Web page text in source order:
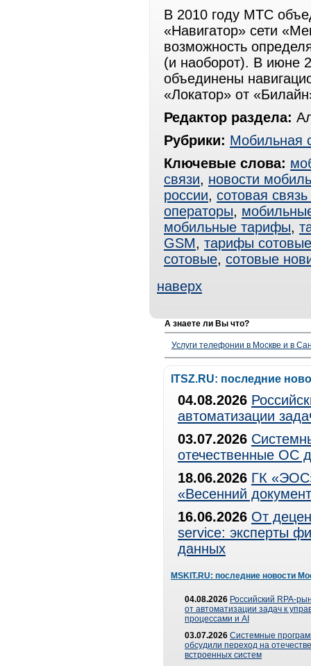
В 2010 году МТС
«Навигатор» сети
возможность
(и наоборот). В июне
объединены
«Локатор» от
Редактор раздела:
Рубрики: Мобильная
Ключевые слова:
связи, новости
россии, сотовая
операторы,
мобильные тарифы,
GSM, тарифы сотовые
сотовые, сотовые
наверх
А знаете ли Вы что?
Услуги телефонии в Москве и в
ITSZ.RU: последние
04.08.2026
автоматизации
03.07.2026
отечественные ОС
18.06.2026 ГК
«Весенний
16.06.2026 От
service: эксперты
данных
MSKIT.RU: последние новости
04.08.2026 Российский RPA-
от автоматизации задач к
процессами и AI
03.07.2026 Системные
обсудили переход на
встроенных систем